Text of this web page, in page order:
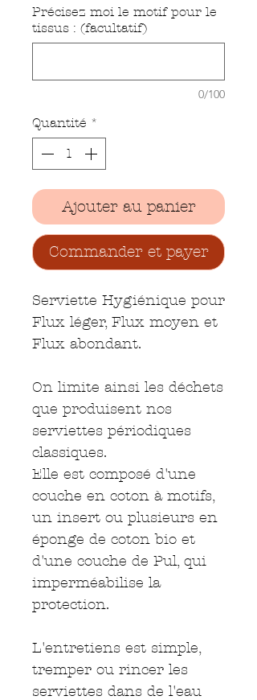
Précisez moi le motif pour le
tissus : (facultatif)
0/100
Quantité *
Ajouter au panier
Commander et payer
Serviette Hygiénique pour
Flux léger, Flux moyen et
Flux abondant.
On limite ainsi les déchets
que produisent nos
serviettes périodiques
classiques.
Elle est composé d'une
couche en coton à motifs,
un insert ou plusieurs en
éponge de coton bio et
d'une couche de Pul, qui
imperméabilise la
protection.
L'entretiens est simple,
tremper ou rincer les
serviettes dans de l'eau